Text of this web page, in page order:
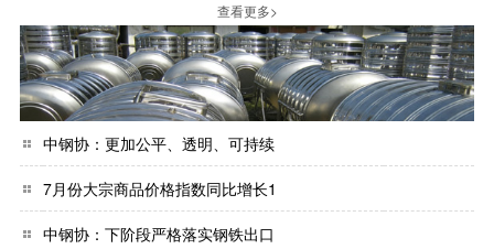
查看更多>
中钢协：更加公平、透明、可持续
7月份大宗商品价格指数同比增长1
中钢协：下阶段严格落实钢铁出口